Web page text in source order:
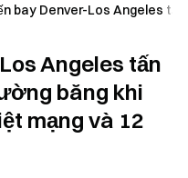
bay Denver-Los Angeles
Angeles tấn
băng khi
mạng và 12